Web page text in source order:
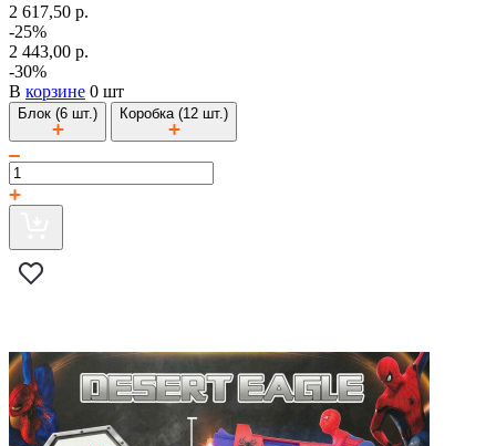
2 617,50 р.
-25%
2 443,00 р.
-30%
В корзине 0 шт
Блок (6 шт.) Коробка (12 шт.)